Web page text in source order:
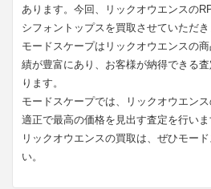
あります。今回、リックオウエンスの
シフォントップスを買取させていただき
モードスケープはリックオウエンスの
績が豊富にあり、お客様が納得できる
ります。
モードスケープでは、リックオウエンス
適正で最高の価格を見出す査定を行いま
リックオウエンスの買取は、ぜひモー
い。